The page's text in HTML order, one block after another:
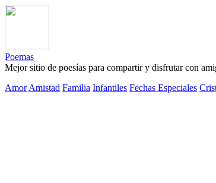
Poemas
Mejor sitio de poesías para compartir y disfrutar con
Amor Amistad Familia Infantiles Fechas Especiales